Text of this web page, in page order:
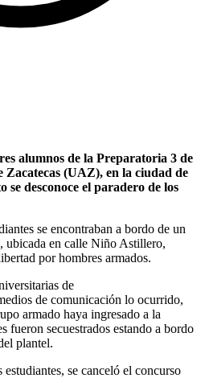
alumnos de la Preparatoria 3 de
(UAZ), en la ciudad de
se desconoce el paradero de los
se encontraban a bordo de un
ubicada en calle Niño Astillero,
por hombres armados.
de
de comunicación lo ocurrido,
armado haya ingresado a la
fueron secuestrados estando a bordo
plantel.
se canceló el concurso